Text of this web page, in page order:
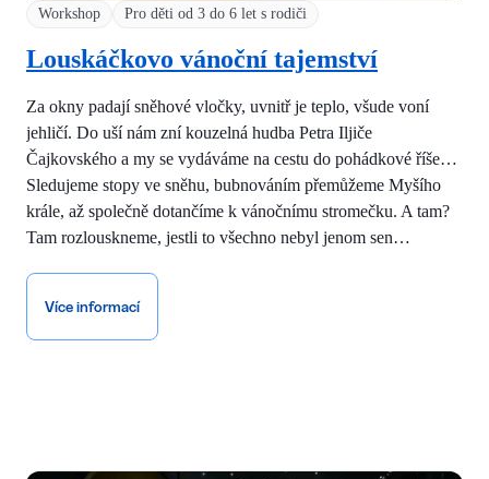
Workshop Pro děti od 3 do 6 let s rodiči
Louskáčkovo vánoční tajemství
Za okny padají sněhové vločky, uvnitř je teplo, všude voní
jehličí. Do uší nám zní kouzelná hudba Petra Iljiče
Čajkovského a my se vydáváme na cestu do pohádkové říše…
Sledujeme stopy ve sněhu, bubnováním přemůžeme Myšího
krále, až společně dotančíme k vánočnímu stromečku. A tam?
Tam rozlouskneme, jestli to všechno nebyl jenom sen…
Více informací